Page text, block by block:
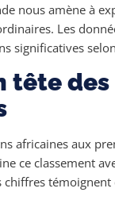
nous amène à
Les
significatives
tête
africaines aux
ce classement
chiffres